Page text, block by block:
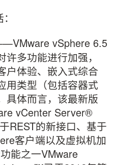
vSphere 6.5
多功能进行加强，
户体验、嵌入式综合
用类型（包括容器式
具体而言，该最新版
vCenter Server®
REST的新接口、基于
客户端以及虚拟机加
能之一VMware